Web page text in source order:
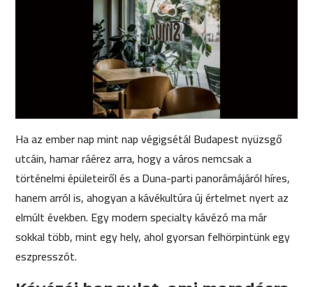
Ha az ember nap mint nap végigsétál Budapest nyüzsgő
utcáin, hamar ráérez arra, hogy a város nemcsak a
történelmi épületeiről és a Duna-parti panorámájáról híres,
hanem arról is, ahogyan a kávékultúra új értelmet nyert az
elmúlt években. Egy modern specialty kávézó ma már
sokkal több, mint egy hely, ahol gyorsan felhörpintünk egy
eszpresszót.